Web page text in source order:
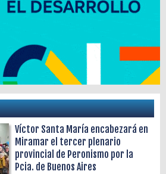
Víctor Santa María encabezará en
Miramar el tercer plenario
provincial de Peronismo por la
Pcia. de Buenos Aires